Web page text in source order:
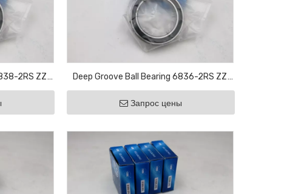
2RS ZZ
Agricultural
Deep Groove Ball Bearing 6836-2RS ZZ
Motor Bearing Bicycle Bearing Agricultural
Bearing
Запрос цены